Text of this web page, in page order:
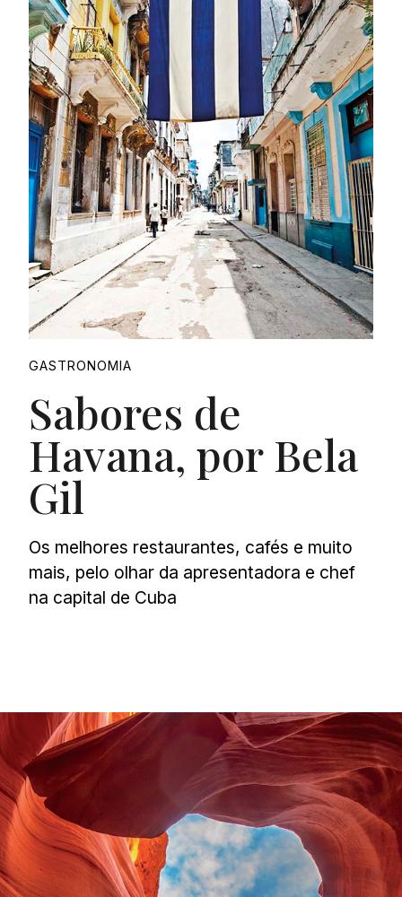
Proudly
GASTRONOMIA
Sabores de
Havana, por Bela
Gil
Os melhores restaurantes, cafés e muito
mais, pelo olhar da apresentadora e chef
na capital de Cuba